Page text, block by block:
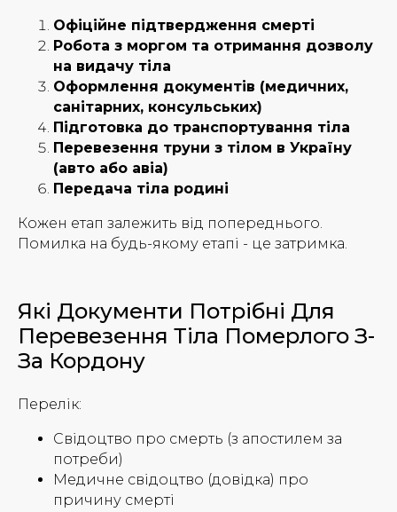
Офіційне підтвердження смерті
Робота з моргом та отримання дозволу
на видачу тіла
Оформлення документів (медичних,
санітарних, консульських)
Підготовка до транспортування тіла
Перевезення труни з тілом в Україну
(авто або авіа)
Передача тіла родині
Кожен етап залежить від попереднього.
Помилка на будь-якому етапі - це затримка.
Які Документи Потрібні Для
Перевезення Тіла Померлого З-
За Кордону
Перелік:
Свідоцтво про смерть (з апостилем за
потреби)
Медичне свідоцтво (довідка) про
причину смерті